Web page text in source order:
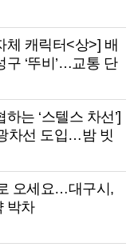
장 제한적”
체 캐릭터<상>] 배
구 ‘뚜비’…교통 단
희’
는 ‘스텔스 차선’]
차선 도입…밤 빗
자”
오세요…대구시,
박차